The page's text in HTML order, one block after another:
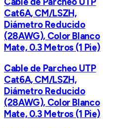
Cat6A, CM/LSZH,
Diámetro Reducido
(28AWG), Color Blanco
Mate, 0.3 Metros (1 Pie)
Cable de Parcheo UTP
Cat6A, CM/LSZH,
Diámetro Reducido
(28AWG), Color Blanco
Mate, 0.3 Metros (1 Pie)